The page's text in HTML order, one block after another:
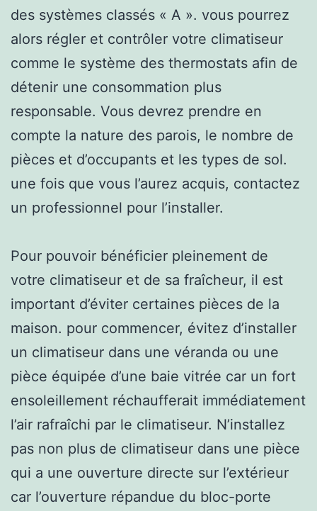
des systèmes classés « A ». vous pourrez
alors régler et contrôler votre climatiseur
comme le système des thermostats afin de
détenir une consommation plus
responsable. Vous devrez prendre en
compte la nature des parois, le nombre de
pièces et d’occupants et les types de sol.
une fois que vous l’aurez acquis, contactez
un professionnel pour l’installer.
Pour pouvoir bénéficier pleinement de
votre climatiseur et de sa fraîcheur, il est
important d’éviter certaines pièces de la
maison. pour commencer, évitez d’installer
un climatiseur dans une véranda ou une
pièce équipée d’une baie vitrée car un fort
ensoleillement réchaufferait immédiatement
l’air rafraîchi par le climatiseur. N’installez
pas non plus de climatiseur dans une pièce
qui a une ouverture directe sur l’extérieur
car l’ouverture répandue du bloc-porte